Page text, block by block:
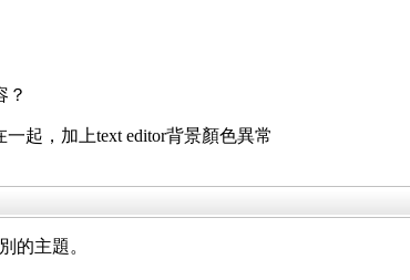
？
起，加上text editor背景顏色異常
的主題。